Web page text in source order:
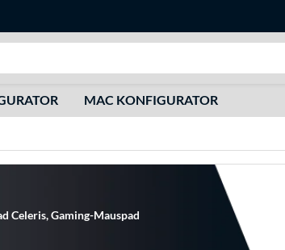
MAC KONFIGURATOR
Celeris, Gaming-Mauspad